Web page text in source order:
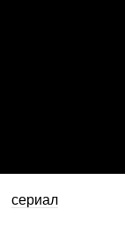
сериал